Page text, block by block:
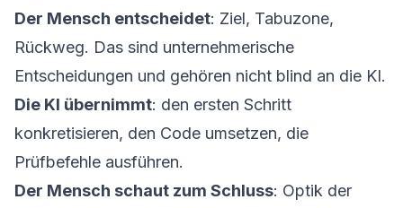
Der Mensch entscheidet: Ziel, Tabuzone,
Rückweg. Das sind unternehmerische
Entscheidungen und gehören nicht blind an die KI.
Die KI übernimmt: den ersten Schritt
konkretisieren, den Code umsetzen, die
Prüfbefehle ausführen.
Der Mensch schaut zum Schluss: Optik der